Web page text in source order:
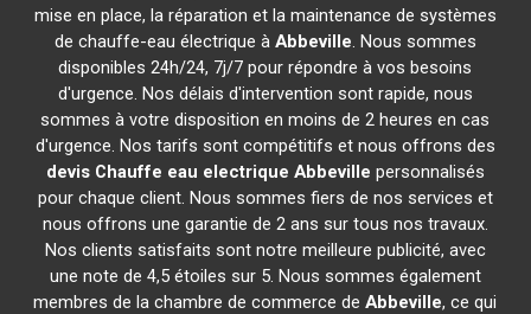
mise en place, la réparation et la maintenance de systèmes
de chauffe-eau électrique à Abbeville. Nous sommes
disponibles 24h/24, 7j/7 pour répondre à vos besoins
d'urgence. Nos délais d'intervention sont rapide, nous
sommes à votre disposition en moins de 2 heures en cas
d'urgence. Nos tarifs sont compétitifs et nous offrons des
devis Chauffe eau electrique Abbeville personnalisés
pour chaque client. Nous sommes fiers de nos services et
nous offrons une garantie de 2 ans sur tous nos travaux.
Nos clients satisfaits sont notre meilleure publicité, avec
une note de 4,5 étoiles sur 5. Nous sommes également
membres de la chambre de commerce deAbbeville, ce qui